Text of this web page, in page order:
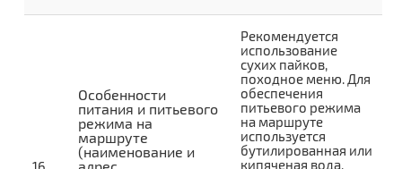
Особенности
питания и питьевого
режима на
маршруте
(наименование и
Рекомендуется
использование
сухих пайков,
походное меню. Для
обеспечения
питьевого режима
на маршруте
используется
бутилированная или
кипяченая вода.